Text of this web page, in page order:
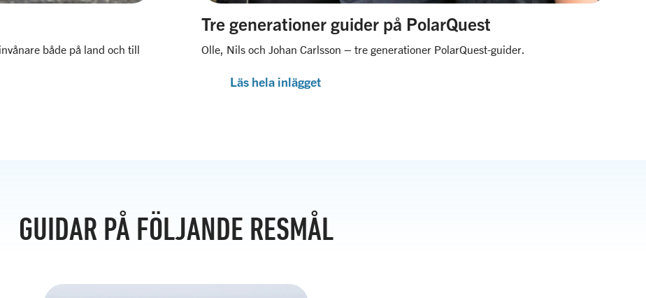
både på land och till
Tre generationer guider på PolarQuest
Olle, Nils och Johan Carlsson – tre generationer PolarQuest-guider.
Läs hela inlägget
GUIDAR PÅ FÖLJANDE RESMÅL